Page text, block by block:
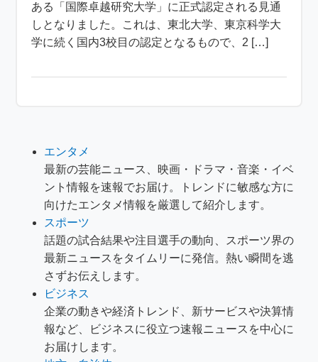
ある「国際卓越研究大学」に正式認定される見通
しとなりました。これは、東北大学、東京科学大
学に続く国内3校目の認定となるもので、2 […]
エンタメ
最新の芸能ニュース、映画・ドラマ・音楽・イベ
ント情報を速報でお届け。トレンドに敏感な方に
向けたエンタメ情報を厳選して紹介します。
スポーツ
話題の試合結果や注目選手の動向、スポーツ界の
最新ニュースをタイムリーに発信。熱い瞬間を逃
さずお伝えします。
ビジネス
企業の動きや経済トレンド、新サービスや決算情
報など、ビジネスに役立つ速報ニュースを中心に
お届けします。